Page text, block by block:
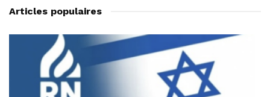
Articles populaires